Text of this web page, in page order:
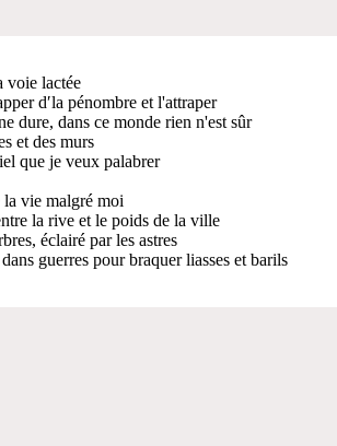
voie lactée
d′la pénombre et l'attraper
dure, dans ce monde rien n'est sûr
et des murs
que je veux palabrer
la vie malgré moi
la rive et le poids de la ville
éclairé par les astres
guerres pour braquer liasses et barils